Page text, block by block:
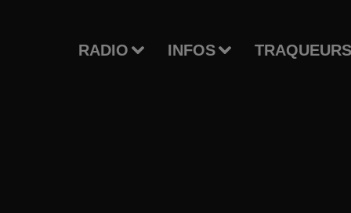
RADIO INFOS